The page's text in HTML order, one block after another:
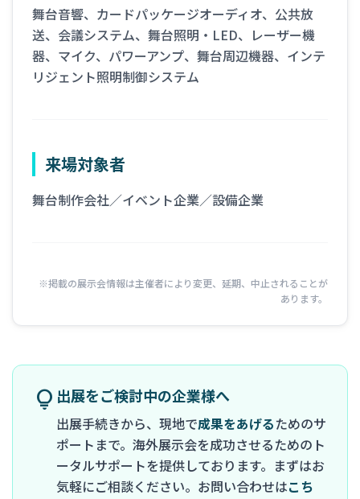
舞台音響、カードパッケージオーディオ、公共放
送、会議システム、舞台照明・LED、レーザー機
器、マイク、パワーアンプ、舞台周辺機器、インテ
リジェント照明制御システム
来場対象者
舞台制作会社／イベント企業／設備企業
※掲載の展示会情報は主催者により変更、延期、中止されることが
あります。
lightbulb 出展をご検討中の企業様へ
出展手続きから、現地で成果をあげるためのサ
ポートまで。海外展示会を成功させるためのト
ータルサポートを提供しております。まずはお
気軽にご相談ください。お問い合わせはこち